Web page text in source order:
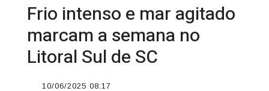
Frio intenso e mar agitado
marcam a semana no
Litoral Sul de SC
10/06/2025 08:17